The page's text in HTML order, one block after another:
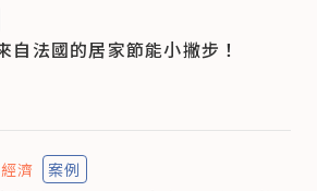
自法國的居家節能小撇步！
濟 案例